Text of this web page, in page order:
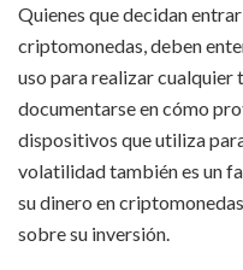
Quienes que decidan
criptomonedas, deben
uso para realizar
documentarse en cómo
dispositivos que utiliza
volatilidad también es un
su dinero en
sobre su inversión.